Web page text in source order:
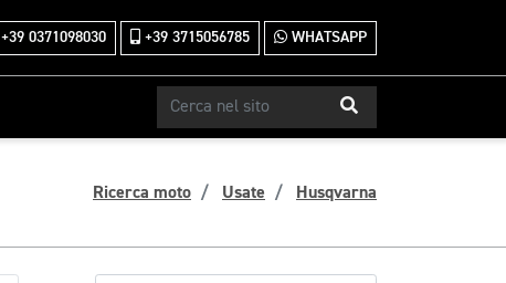
+39 0371098030 +39 3715056785 WHATSAPP
Ricerca moto Usate Husqvarna